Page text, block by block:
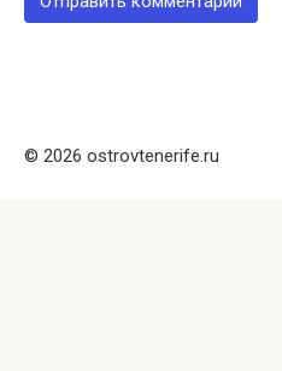
© 2026 ostrovtenerife.ru